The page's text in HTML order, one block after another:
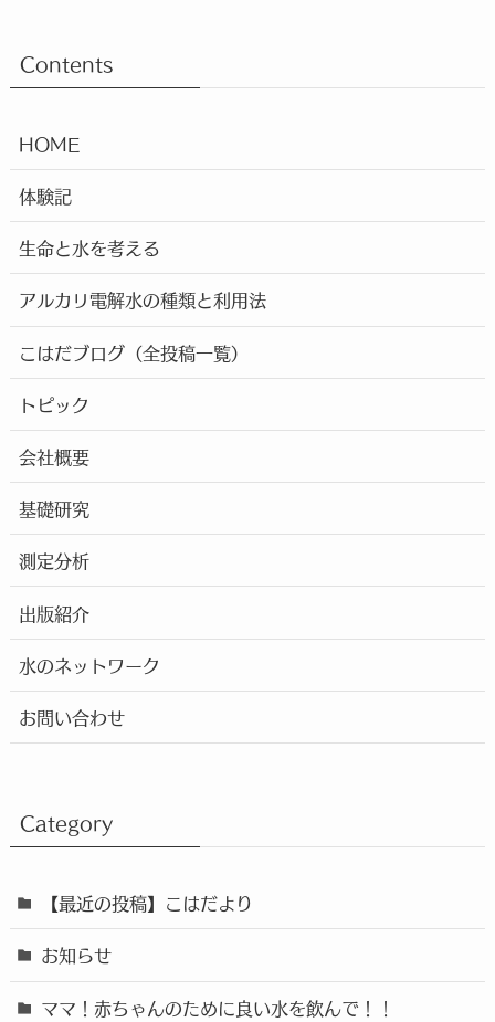
Contents
HOME
体験記
生命と水を考える
アルカリ電解水の種類と利用法
こはだブログ（全投稿一覧）
トピック
会社概要
基礎研究
測定分析
出版紹介
水のネットワーク
お問い合わせ
Category
【最近の投稿】こはだより
お知らせ
ママ！赤ちゃんのために良い水を飲んで！！